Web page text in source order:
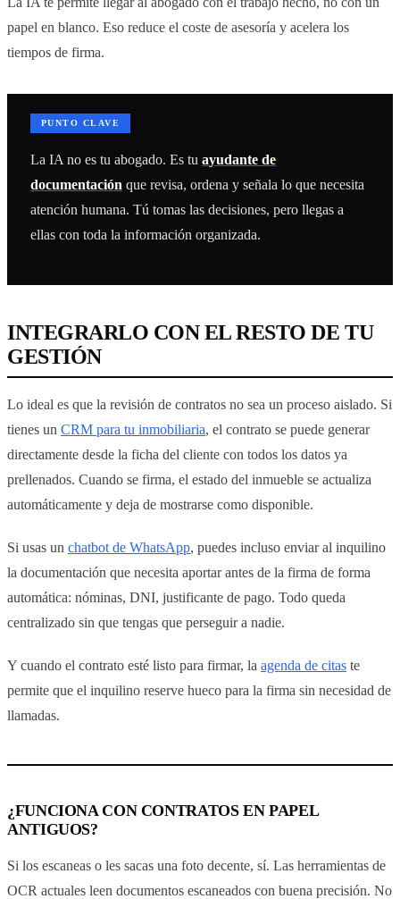
papel en blanco. Eso reduce el coste de asesoría y acelera los
tiempos de firma.
PUNTO CLAVE
La IA no es tu abogado. Es tu ayudante de
documentación que revisa, ordena y señala lo que necesita
atención humana. Tú tomas las decisiones, pero llegas a
ellas con toda la información organizada.
INTEGRARLO CON EL RESTO DE TU
GESTIÓN
Lo ideal es que la revisión de contratos no sea un proceso aislado. Si
tienes un CRM para tu inmobiliaria, el contrato se puede generar
directamente desde la ficha del cliente con todos los datos ya
prellenados. Cuando se firma, el estado del inmueble se actualiza
automáticamente y deja de mostrarse como disponible.
Si usas un chatbot de WhatsApp, puedes incluso enviar al inquilino
la documentación que necesita aportar antes de la firma de forma
automática: nóminas, DNI, justificante de pago. Todo queda
centralizado sin que tengas que perseguir a nadie.
Y cuando el contrato esté listo para firmar, la agenda de citas te
permite que el inquilino reserve hueco para la firma sin necesidad de
llamadas.
¿FUNCIONA CON CONTRATOS EN PAPEL
ANTIGUOS?
Si los escaneas o les sacas una foto decente, sí. Las herramientas de
OCR actuales leen documentos escaneados con buena precisión. No